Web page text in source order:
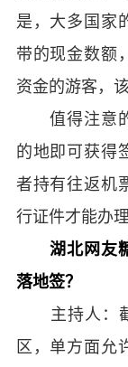
是，大多国家
带的现金数额
资金的游客，
值得注意的
的地即可获得
者持有往返机
行证件才能办
湖北网友
落地签？
主持人：截
区，单方面允